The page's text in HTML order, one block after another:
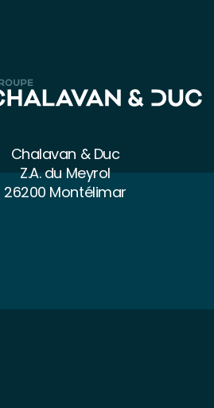
Chalavan & Duc
Z.A. du Meyrol
26200 Montélimar